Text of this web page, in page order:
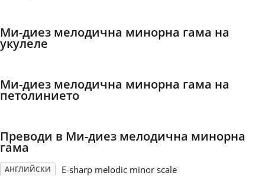
Polski
Português
Русский
Mи-диез мелодична минорна гама на
укулеле
Mи-диез мелодична минорна гама на
петолинието
Преводи в Mи-диез мелодична минорна
гама
АНГЛИЙСКИ E-sharp melodic minor scale